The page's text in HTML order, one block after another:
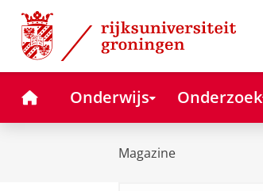
Skip
Content
Skip
Navigation
HomeOnderwijs Onderzoek
Magazine